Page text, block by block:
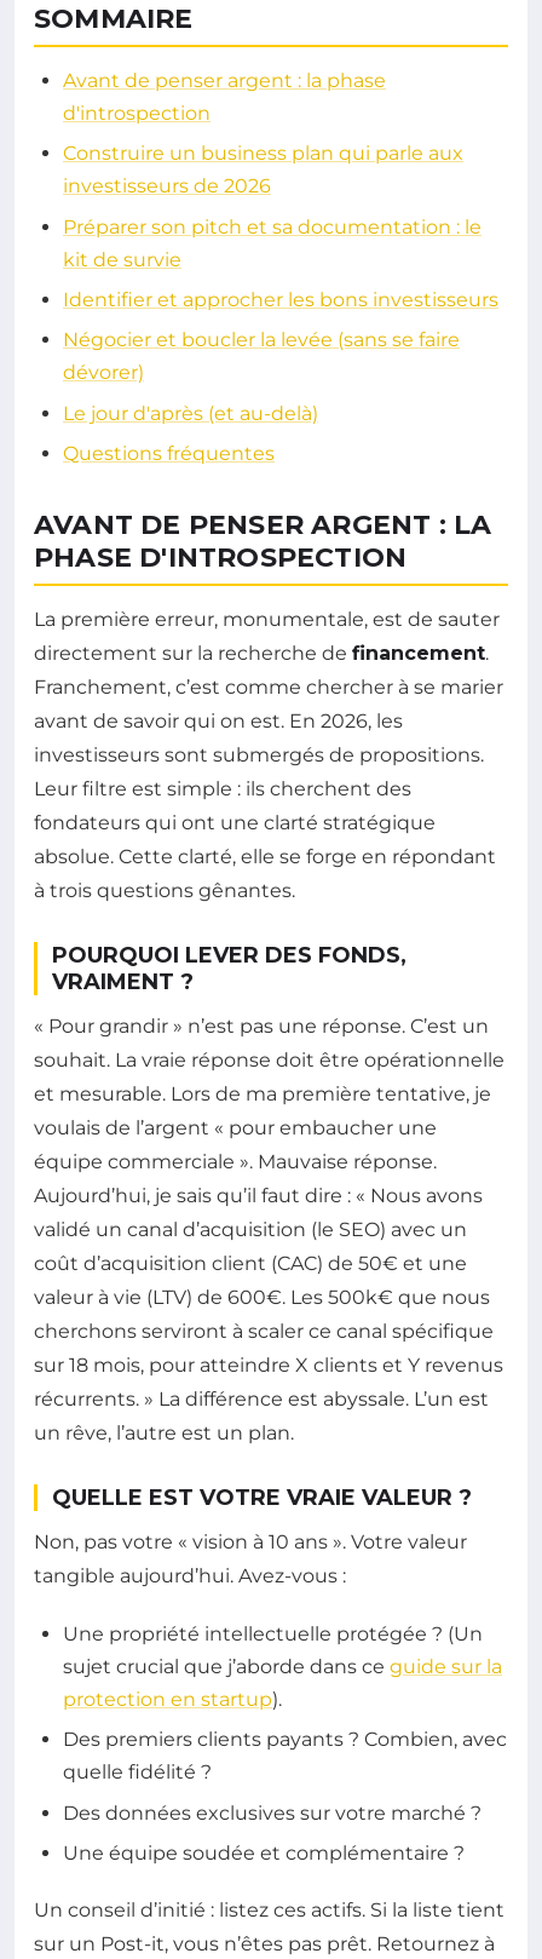
SOMMAIRE
Avant de penser argent : la phase
d'introspection
Construire un business plan qui parle aux
investisseurs de 2026
Préparer son pitch et sa documentation : le
kit de survie
Identifier et approcher les bons investisseurs
Négocier et boucler la levée (sans se faire
dévorer)
Le jour d'après (et au-delà)
Questions fréquentes
AVANT DE PENSER ARGENT : LA
PHASE D'INTROSPECTION
La première erreur, monumentale, est de sauter
directement sur la recherche de financement.
Franchement, c’est comme chercher à se marier
avant de savoir qui on est. En 2026, les
investisseurs sont submergés de propositions.
Leur filtre est simple : ils cherchent des
fondateurs qui ont une clarté stratégique
absolue. Cette clarté, elle se forge en répondant
à trois questions gênantes.
POURQUOI LEVER DES FONDS,
VRAIMENT ?
« Pour grandir » n’est pas une réponse. C’est un
souhait. La vraie réponse doit être opérationnelle
et mesurable. Lors de ma première tentative, je
voulais de l’argent « pour embaucher une
équipe commerciale ». Mauvaise réponse.
Aujourd’hui, je sais qu’il faut dire : « Nous avons
validé un canal d’acquisition (le SEO) avec un
coût d’acquisition client (CAC) de 50€ et une
valeur à vie (LTV) de 600€. Les 500k€ que nous
cherchons serviront à scaler ce canal spécifique
sur 18 mois, pour atteindre X clients et Y revenus
récurrents. » La différence est abyssale. L’un est
un rêve, l’autre est un plan.
QUELLE EST VOTRE VRAIE VALEUR ?
Non, pas votre « vision à 10 ans ». Votre valeur
tangible aujourd’hui. Avez-vous :
Une propriété intellectuelle protégée ? (Un
sujet crucial que j’aborde dans ce guide sur la
protection en startup).
Des premiers clients payants ? Combien, avec
quelle fidélité ?
Des données exclusives sur votre marché ?
Une équipe soudée et complémentaire ?
Un conseil d’initié : listez ces actifs. Si la liste tient
sur un Post-it, vous n’êtes pas prêt. Retournez à